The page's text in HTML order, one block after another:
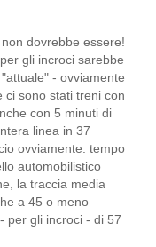
dovrebbe essere!
gli incroci sarebbe
- ovviamente
ci sono stati treni con
con 5 minuti di
linea in 37
ovviamente: tempo
automobilistico
la traccia media
a 45 o meno
per gli incroci - di 57